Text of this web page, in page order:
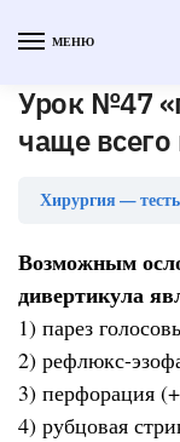
МЕНЮ
Урок №47
чаще всего
Хирургия —
Возможным
дивертикула
1) парез
2) рефлюкс-
3) перфорация
4) рубцовая